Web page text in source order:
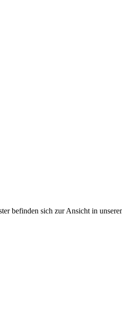
befinden sich zur Ansicht in